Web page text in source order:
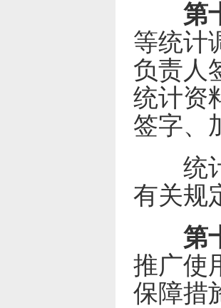
第
等统计
负责人
统计资
签字、
统计
有关规
第
推广使
保障措